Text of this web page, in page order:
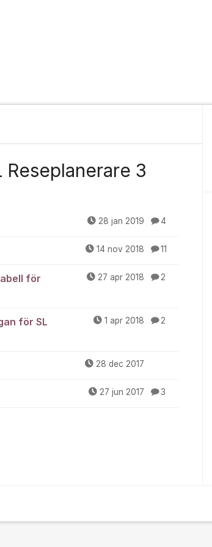
3
28 jan 2019 4
14 nov 2018 11
för
27 apr 2018 2
för SL
1 apr 2018 2
28 dec 2017
27 jun 2017 3